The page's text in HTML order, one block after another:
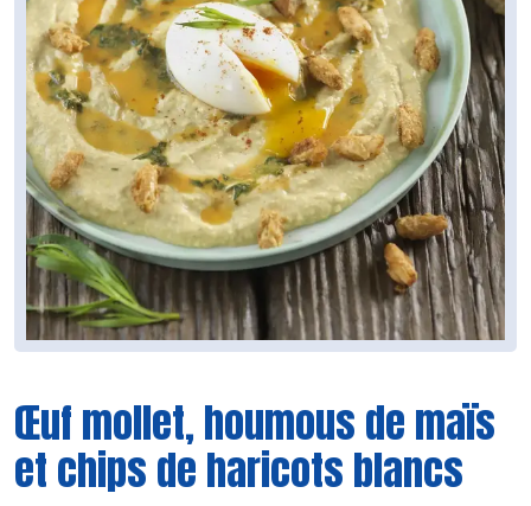
Œuf mollet, houmous de maïs
et chips de haricots blancs